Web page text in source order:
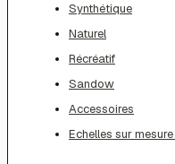
Synthétique
Naturel
Récréatif
Sandow
Accessoires
Echelles sur